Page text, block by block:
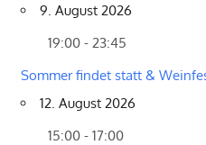
9. August 2026
19:00 - 23:45
Sommer findet statt &
12. August 2026
15:00 - 17:00